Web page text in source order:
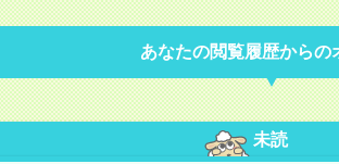
あなたの閲覧履歴からの
未読